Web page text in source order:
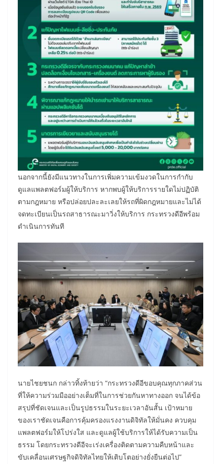
นอกจากนี้ยังมีแนวทางในการเพิ่มความเข้มงวดในการกำกับ
ดูแลแพลตฟอร์มผู้ให้บริการ หากพบผู้ให้บริการรายใดไม่ปฏิบัติ
ตามกฎหมาย หรือปล่อยปละละเลยให้รถที่ผิดกฎหมายและไม่ได้
จดทะเบียนเป็นรถสาธารณะมาวิ่งให้บริการ กระทรวงดีอีพร้อม
ดำเนินการทันที
นายไชยชนก กล่าวทิ้งท้ายว่า “กระทรวงดีอีขอบคุณทุกภาคส่วน
ที่ให้ความร่วมมืออย่างเต็มที่ในการช่วยกันหาทางออก จนได้ข้อ
สรุปที่ชัดเจนและเป็นรูปธรรมในระยะเวลาอันสั้น เป้าหมาย
ของเราชัดเจนคือการคุ้มครองแรงงานดิจิทัลให้มั่นคง ควบคุม
แพลตฟอร์มให้โปร่งใส และดูแลผู้ใช้บริการให้ได้รับความเป็น
ธรรม โดยกระทรวงดีอีจะเร่งเครื่องติดตามความคืบหน้าและ
ขับเคลื่อนเศรษฐกิจดิจิทัลไทยให้เติบโตอย่างยั่งยืนต่อไป”